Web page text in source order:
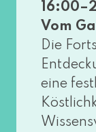
Vom
Die
eine